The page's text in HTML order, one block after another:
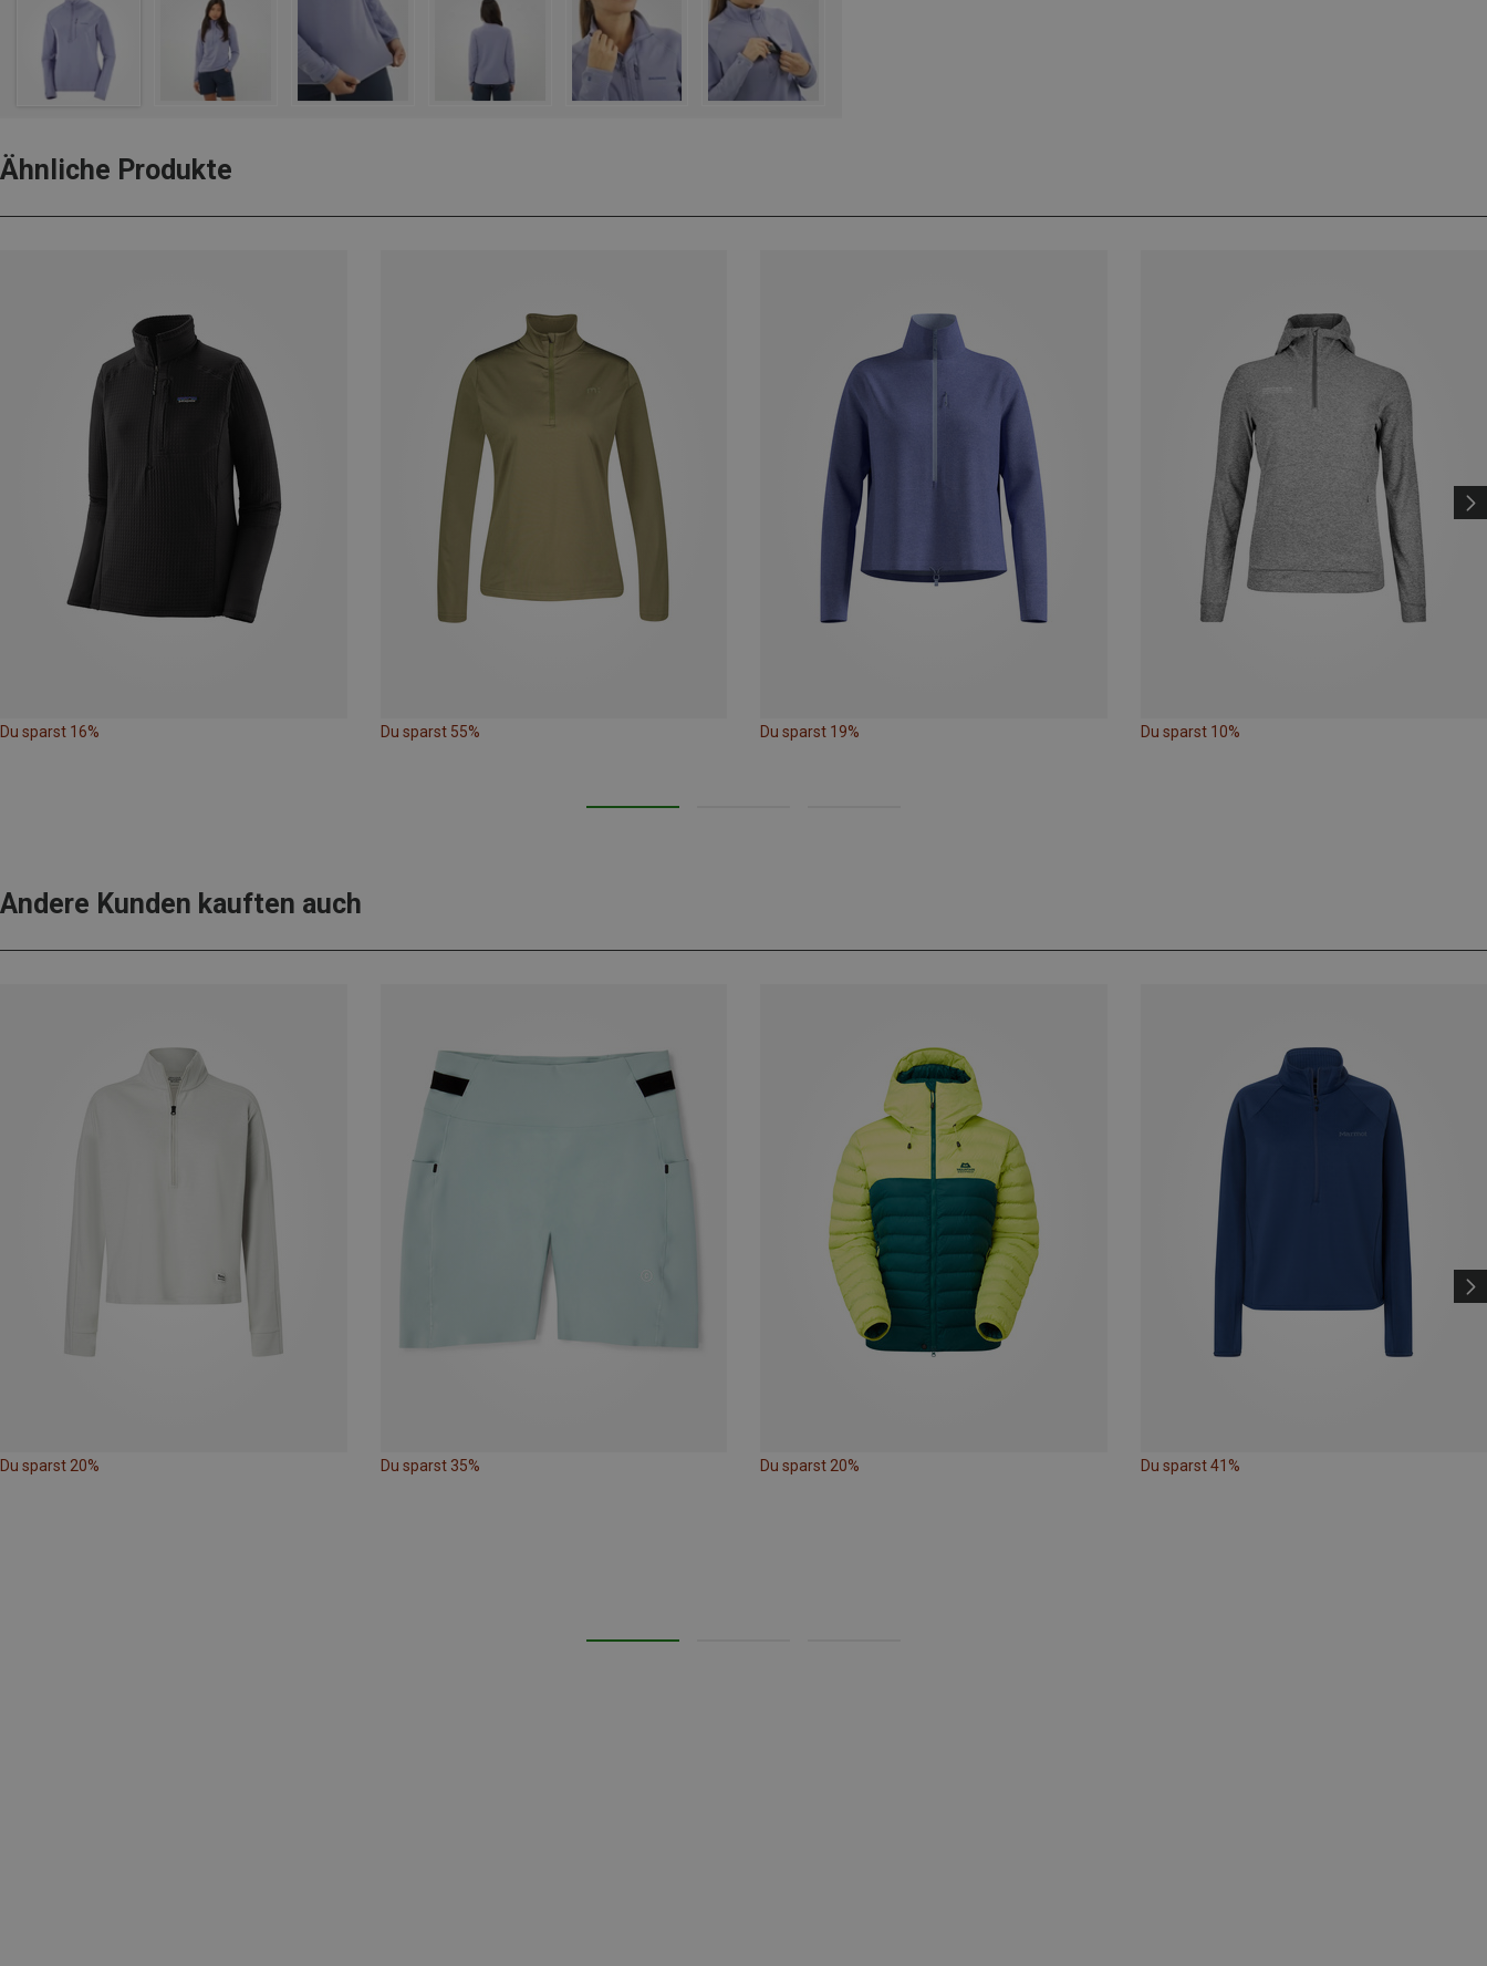
Ähnliche Produkte
Du sparst 16% Du sparst 55% Du sparst 19% Du sparst 10%
Andere Kunden kauften auch
Du sparst 20% Du sparst 35% Du sparst 20% Du sparst 41%